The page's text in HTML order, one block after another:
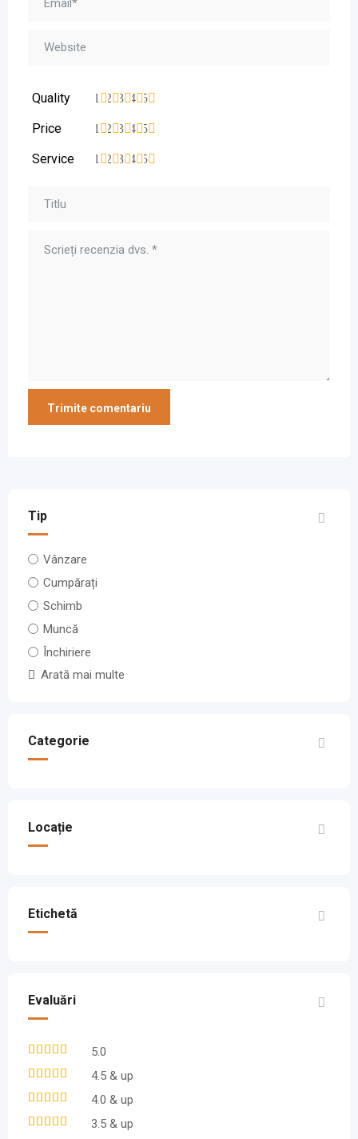
Quality 5
4
3
2
1
Price 5
4
3
2
1
Service 5
4
3
2
1
Tip
Vânzare
Cumpărați
Schimb
Muncă
Închiriere
Arată mai multe
Categorie
Locație
Etichetă
Evaluări
5.0
4.5 & up
4.0 & up
3.5 & up